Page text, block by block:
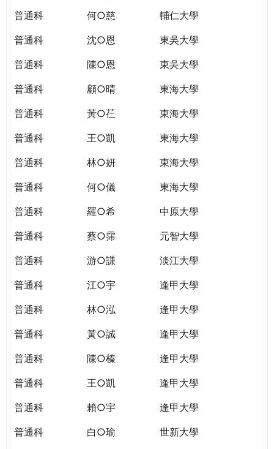
普通科
何○慈
輔仁大學
普通科
沈○恩
東吳大學
普通科
陳○恩
東吳大學
普通科
顧○晴
東海大學
普通科
黃○芢
東海大學
普通科
王○凱
東海大學
普通科
林○妍
東海大學
普通科
何○儀
東海大學
普通科
羅○希
中原大學
普通科
蔡○霈
元智大學
普通科
游○謙
淡江大學
普通科
江○宇
逢甲大學
普通科
林○泓
逢甲大學
普通科
黃○誠
逢甲大學
普通科
陳○榛
逢甲大學
普通科
王○凱
逢甲大學
普通科
賴○宇
逢甲大學
普通科
白○瑜
世新大學